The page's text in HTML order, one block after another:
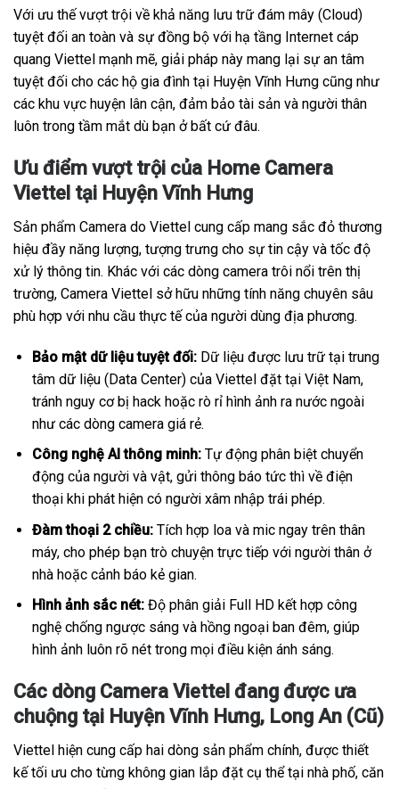
Với ưu thế vượt trội về khả năng lưu trữ đám mây (Cloud)
tuyệt đối an toàn và sự đồng bộ với hạ tầng Internet cáp
quang Viettel mạnh mẽ, giải pháp này mang lại sự an tâm
tuyệt đối cho các hộ gia đình tại Huyện Vĩnh Hưng cũng như
các khu vực huyện lân cận, đảm bảo tài sản và người thân
luôn trong tầm mắt dù bạn ở bất cứ đâu.
Ưu điểm vượt trội của Home Camera
Viettel tại Huyện Vĩnh Hưng
Sản phẩm Camera do Viettel cung cấp mang sắc đỏ thương
hiệu đầy năng lượng, tượng trưng cho sự tin cậy và tốc độ
xử lý thông tin. Khác với các dòng camera trôi nổi trên thị
trường, Camera Viettel sở hữu những tính năng chuyên sâu
phù hợp với nhu cầu thực tế của người dùng địa phương.
Bảo mật dữ liệu tuyệt đối:Dữ liệu được lưu trữ tại trung
tâm dữ liệu (Data Center) của Viettel đặt tại Việt Nam,
tránh nguy cơ bị hack hoặc rò rỉ hình ảnh ra nước ngoài
như các dòng camera giá rẻ.
Công nghệ AI thông minh:Tự động phân biệt chuyển
động của người và vật, gửi thông báo tức thì về điện
thoại khi phát hiện có người xâm nhập trái phép.
Đàm thoại 2 chiều:Tích hợp loa và mic ngay trên thân
máy, cho phép bạn trò chuyện trực tiếp với người thân ở
nhà hoặc cảnh báo kẻ gian.
Hình ảnh sắc nét:Độ phân giải Full HD kết hợp công
nghệ chống ngược sáng và hồng ngoại ban đêm, giúp
hình ảnh luôn rõ nét trong mọi điều kiện ánh sáng.
Các dòng Camera Viettel đang được ưa
chuộng tại Huyện Vĩnh Hưng, Long An (Cũ)
Viettel hiện cung cấp hai dòng sản phẩm chính, được thiết
kế tối ưu cho từng không gian lắp đặt cụ thể tại nhà phố, căn